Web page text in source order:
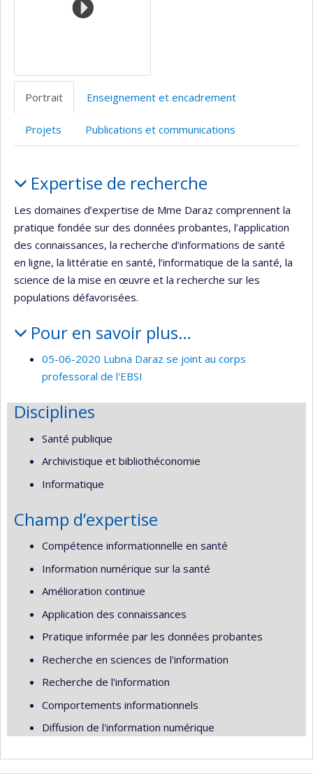
Portrait Enseignement et encadrement
Projets Publications et communications
Expertise de recherche
Les domaines d’expertise de Mme Daraz comprennent la
pratique fondée sur des données probantes, l’application
des connaissances, la recherche d’informations de santé
en ligne, la littératie en santé, l’informatique de la santé, la
science de la mise en œuvre et la recherche sur les
populations défavorisées.
Pour en savoir plus…
05-06-2020 Lubna Daraz se joint au corps
professoral de l'EBSI
Disciplines
Santé publique
Archivistique et bibliothéconomie
Informatique
Champ d’expertise
Compétence informationnelle en santé
Information numérique sur la santé
Amélioration continue
Application des connaissances
Pratique informée par les données probantes
Recherche en sciences de l'information
Recherche de l'information
Comportements informationnels
Diffusion de l'information numérique